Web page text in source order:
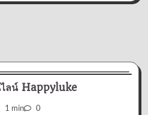
ลน์ Happyluke
1 min 0